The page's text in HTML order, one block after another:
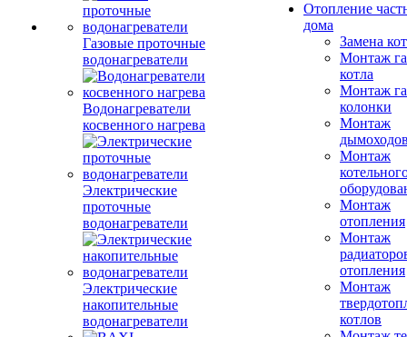
Газовые проточные
водонагреватели
Водонагреватели
косвенного нагрева
Электрические
проточные
водонагреватели
Электрические
накопительные
водонагреватели
Отопление
дома
Замена
Монтаж
котла
Монтаж
колонки
Монтаж
Монтаж
Монтаж
отопления
Монтаж
отопления
Монтаж
котлов